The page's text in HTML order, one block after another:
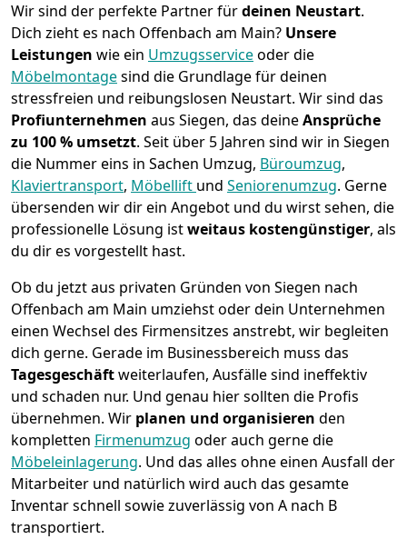
Wir sind der perfekte Partner fürdeinen Neustart.
Dich zieht es nach Offenbach am Main? Unsere
Leistungen wie ein Umzugsserviceoder die
Möbelmontagesind die Grundlage für deinen
stressfreien und reibungslosen Neustart. Wir sind das
Profiunternehmen aus Siegen, das deineAnsprüche
zu 100 % umsetzt. Seit über 5 Jahren sind wir in Siegen
die Nummer eins in Sachen Umzug, Büroumzug,
Klaviertransport, Möbellift und Seniorenumzug. Gerne
übersenden wir dir ein Angebot und du wirst sehen, die
professionelle Lösung istweitaus kostengünstiger, als
du dir es vorgestellt hast.
Ob du jetzt aus privaten Gründen von Siegen nach
Offenbach am Main umziehst oder dein Unternehmen
einen Wechsel des Firmensitzes anstrebt, wir begleiten
dich gerne. Gerade im Businessbereich muss das
Tagesgeschäftweiterlaufen, Ausfälle sind ineffektiv
und schaden nur. Und genau hier sollten die Profis
übernehmen. Wir planen und organisieren den
kompletten Firmenumzug oder auch gerne die
Möbeleinlagerung. Und das alles ohne einen Ausfall der
Mitarbeiter und natürlich wird auch das gesamte
Inventar schnell sowie zuverlässig von A nach B
transportiert.